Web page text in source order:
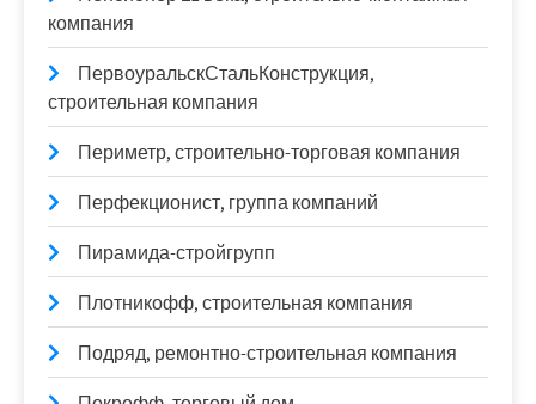
компания
ПервоуральскСтальКонструкция,
строительная компания
Периметр, строительно-торговая компания
Перфекционист, группа компаний
Пирамида-стройгрупп
Плотникофф, строительная компания
Подряд, ремонтно-строительная компания